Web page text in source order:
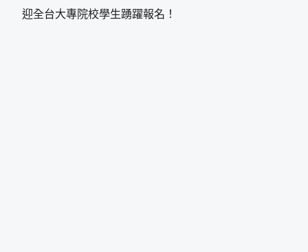
迎全台大專院校學生踴躍報名！